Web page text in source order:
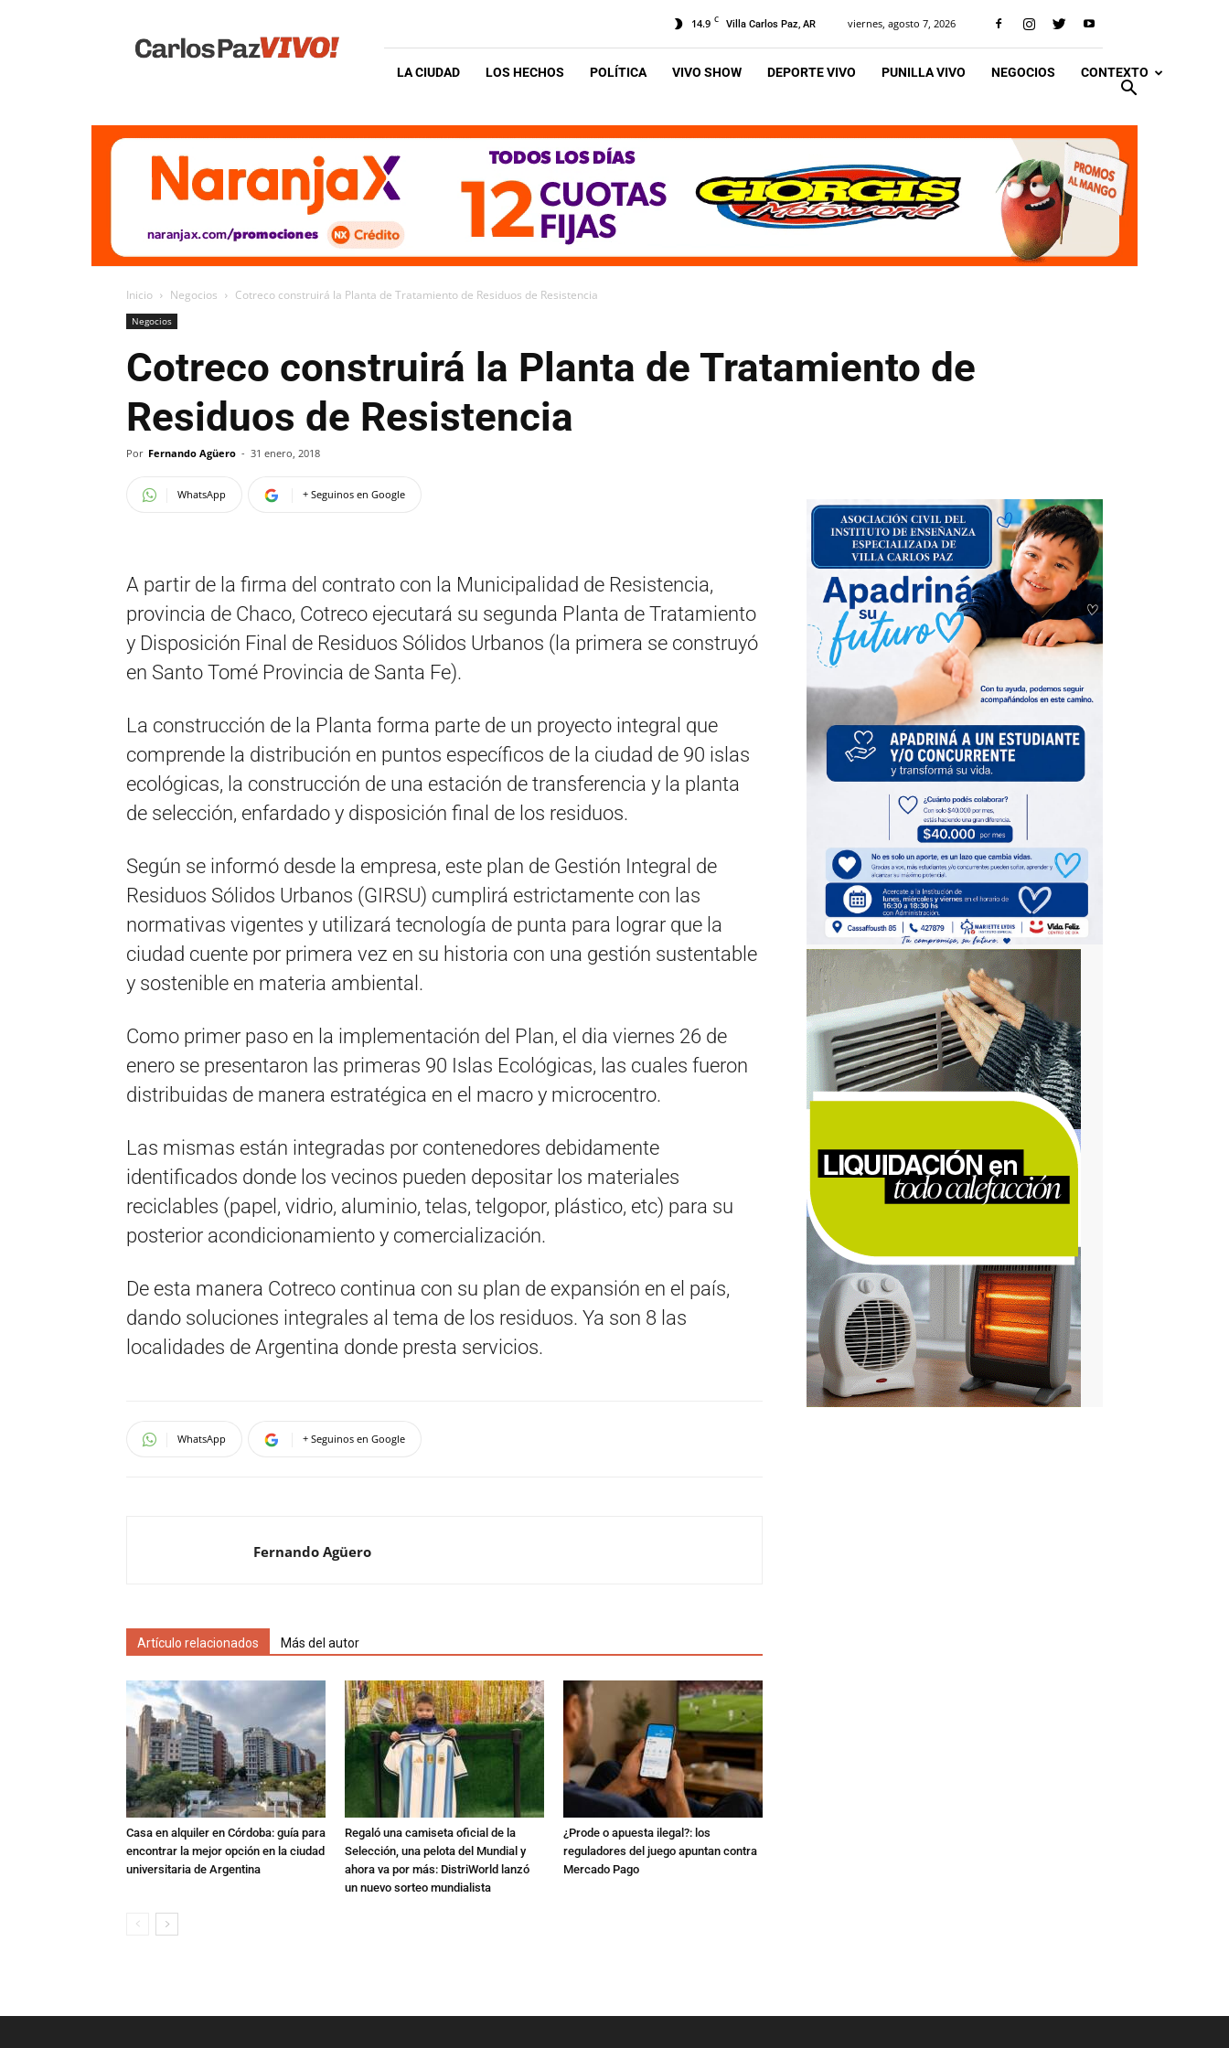
Vivo
14.9 C Villa Carlos Paz, AR viernes, agosto 7, 2026
LA CIUDAD LOS HECHOS POLÍTICA VIVO SHOW DEPORTE VIVO PUNILLA VIVO NEGOCIOS CONTEXTO
Inicio Negocios Cotreco construirá la Planta de Tratamiento de Residuos de Resistencia
Negocios
Cotreco construirá la Planta de Tratamiento de
Residuos de Resistencia
Por Fernando Agüero - 31 enero, 2018
WhatsApp + Seguinos en Google
A partir de la firma del contrato con la Municipalidad de Resistencia,
provincia de Chaco, Cotreco ejecutará su segunda Planta de Tratamiento
y Disposición Final de Residuos Sólidos Urbanos (la primera se construyó
en Santo Tomé Provincia de Santa Fe).
La construcción de la Planta forma parte de un proyecto integral que
comprende la distribución en puntos específicos de la ciudad de 90 islas
ecológicas, la construcción de una estación de transferencia y la planta
de selección, enfardado y disposición final de los residuos.
Según se informó desde la empresa, este plan de Gestión Integral de
Residuos Sólidos Urbanos (GIRSU) cumplirá estrictamente con las
normativas vigentes y utilizará tecnología de punta para lograr que la
ciudad cuente por primera vez en su historia con una gestión sustentable
y sostenible en materia ambiental.
Como primer paso en la implementación del Plan, el dia viernes 26 de
enero se presentaron las primeras 90 Islas Ecológicas, las cuales fueron
distribuidas de manera estratégica en el macro y microcentro.
Las mismas están integradas por contenedores debidamente
identificados donde los vecinos pueden depositar los materiales
reciclables (papel, vidrio, aluminio, telas, telgopor, plástico, etc) para su
posterior acondicionamiento y comercialización.
De esta manera Cotreco continua con su plan de expansión en el país,
dando soluciones integrales al tema de los residuos. Ya son 8 las
localidades de Argentina donde presta servicios.
WhatsApp + Seguinos en Google
Fernando Agüero
Artículo relacionados Más del autor
Casa en alquiler en Córdoba: guía para
encontrar la mejor opción en la ciudad
universitaria de Argentina
Regaló una camiseta oficial de la
Selección, una pelota del Mundial y
ahora va por más: DistriWorld lanzó
un nuevo sorteo mundialista
¿Prode o apuesta ilegal?: los
reguladores del juego apuntan contra
Mercado Pago